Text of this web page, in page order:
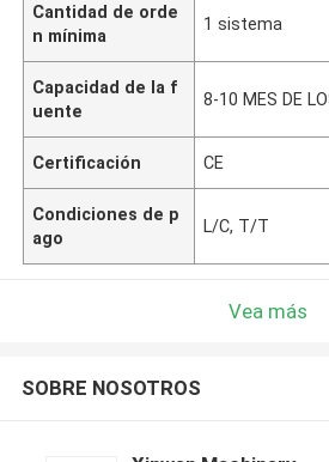
Cantidad de orde
n mínima
1 sistema
Capacidad de la f
uente
8-10 MES DE
Certificación CE
Condiciones de p
ago
L/C, T/T
Vea más
SOBRE NOSOTROS